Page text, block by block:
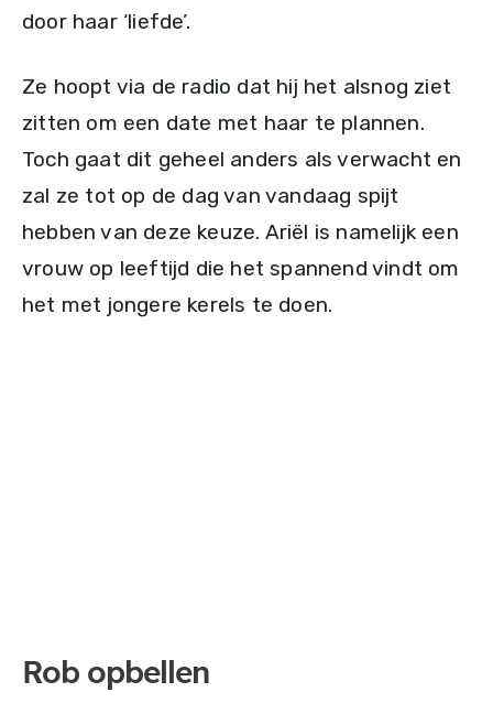
door haar ‘liefde’.
Ze hoopt via de radio dat hij het alsnog ziet
zitten om een date met haar te plannen.
Toch gaat dit geheel anders als verwacht en
zal ze tot op de dag van vandaag spijt
hebben van deze keuze. Ariël is namelijk een
vrouw op leeftijd die het spannend vindt om
het met jongere kerels te doen.
Rob opbellen